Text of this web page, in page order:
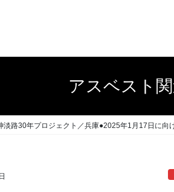
アスベスト
淡路30年プロジェクト／兵庫●2025年1月17日に向